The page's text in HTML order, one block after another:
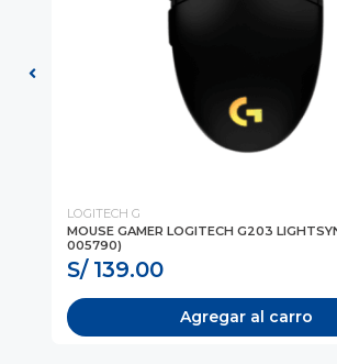
LOGITECH G
MOUSE GAMER LOGITECH G203
005790)
S/ 139.00
Agregar al carro